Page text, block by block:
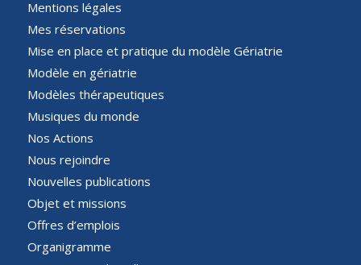
Mentions légales
Mes réservations
Mise en place et pratique du modèle Gériatrie
Modèle en gériatrie
Modèles thérapeutiques
Musiques du monde
Nos Actions
Nous rejoindre
Nouvelles publications
Objet et missions
Offres d’emplois
Organigramme